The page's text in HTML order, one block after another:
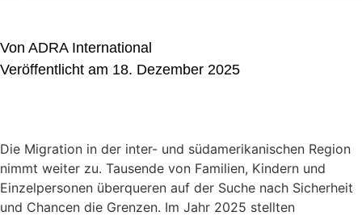
Von ADRA International
Veröffentlicht am 18. Dezember 2025
Die Migration in der inter- und südamerikanischen Region
nimmt weiter zu. Tausende von Familien, Kindern und
Einzelpersonen überqueren auf der Suche nach Sicherheit
und Chancen die Grenzen. Im Jahr 2025 stellten